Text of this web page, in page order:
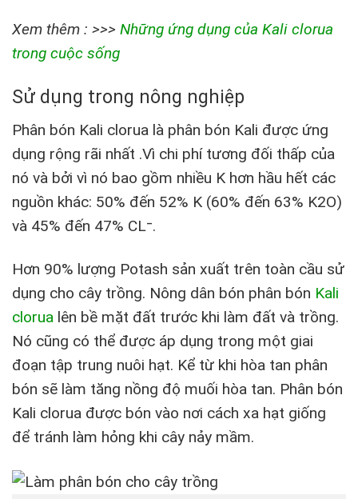
Xem thêm : >>> Những ứng dụng của Kali clorua
trong cuộc sống
Sử dụng trong nông nghiệp
Phân bón Kali clorua là phân bón Kali được ứng
dụng rộng rãi nhất .Vì chi phí tương đối thấp của
nó và bởi vì nó bao gồm nhiều K hơn hầu hết các
nguồn khác: 50% đến 52% K (60% đến 63% K2O)
và 45% đến 47% CL⁻.
Hơn 90% lượng Potash sản xuất trên toàn cầu sử
dụng cho cây trồng. Nông dân bón phân bón Kali
clorua lên bề mặt đất trước khi làm đất và trồng.
Nó cũng có thể được áp dụng trong một giai
đoạn tập trung nuôi hạt. Kể từ khi hòa tan phân
bón sẽ làm tăng nồng độ muối hòa tan. Phân bón
Kali clorua được bón vào nơi cách xa hạt giống
để tránh làm hỏng khi cây nảy mầm.